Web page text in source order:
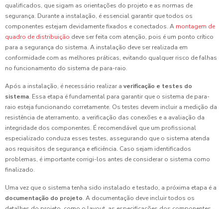
qualificados, que sigam as orientações do projeto e as normas de
segurança. Durante a instalação, é essencial garantir que todos os
componentes estejam devidamente fixados e conectados. A montagem de
quadro de distribuição deve ser feita com atenção, pois é um ponto crítico
para a segurança do sistema. A instalação deve ser realizada em
conformidade com as melhores práticas, evitando qualquer risco de falhas
no funcionamento do sistema de para-raio.
Após a instalação, é necessário realizar a verificação e testes do
sistema. Essa etapa é fundamental para garantir que o sistema de para-
raio esteja funcionando corretamente. Os testes devem incluir a medição da
resistência de aterramento, a verificação das conexões e a avaliação da
integridade dos componentes. É recomendável que um profissional
especializado conduza esses testes, assegurando que o sistema atenda
aos requisitos de segurança e eficiência. Caso sejam identificados
problemas, é importante corrigi-los antes de considerar o sistema como
finalizado.
Uma vez que o sistema tenha sido instalado e testado, a próxima etapa é a
documentação do projeto. A documentação deve incluir todos os